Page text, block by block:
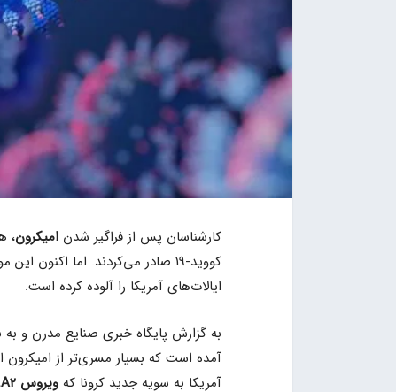
کارشناسان پس از فراگیر شدن امیکرون،
کووید-19 صادر می‌کردند. اما
ایالات‌های آمریکا را آلوده کرده است.
به گزارش پایگاه خبری صنایع مدرن و به
آمریکا به سویه جدید کرونا که ویروس B.A2